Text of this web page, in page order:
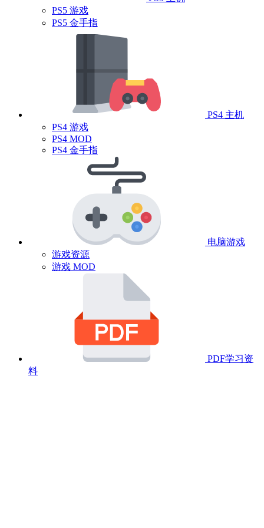
PS5 游戏
PS5 金手指
PS4 主机
PS4 游戏
PS4 MOD
PS4 金手指
电脑游戏
游戏资源
游戏 MOD
PDF学习资
料